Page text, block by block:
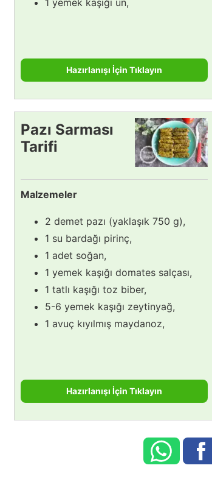
Hazırlanışı İçin Tıklayın
Pazı Sarması
Tarifi
Malzemeler
2 demet pazı (yaklaşık 750 g),
1 su bardağı pirinç,
1 adet soğan,
1 yemek kaşığı domates salçası,
1 tatlı kaşığı toz biber,
5-6 yemek kaşığı zeytinyağ,
1 avuç kıyılmış maydanoz,
Hazırlanışı İçin Tıklayın